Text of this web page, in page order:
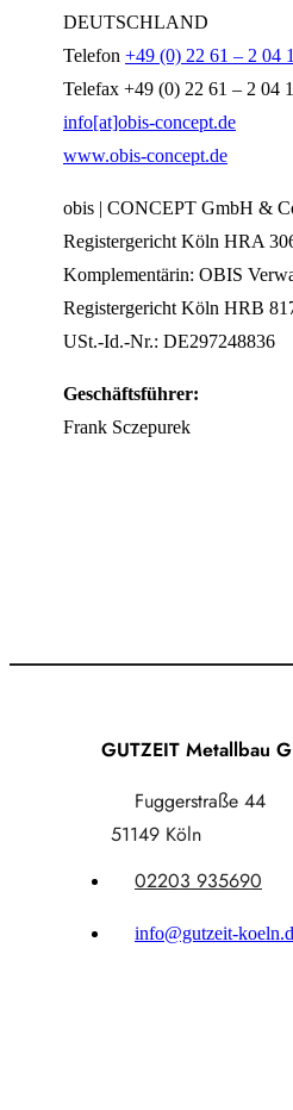
DEUTSCHLAND
Telefon +49 (0) 22 61 – 2 04
Telefax +49 (0) 22 61 – 2 04
info[at]obis-concept.de
www.obis-concept.de
obis | CONCEPT GmbH &
Registergericht Köln HRA
Komplementärin: OBIS
Registergericht Köln HRB
USt.-Id.-Nr.: DE297248836
Geschäftsführer:
Frank Sczepurek
GUTZEIT Metallbau
Fuggerstraße 44
51149 Köln
02203 935690
info@gutzeit-